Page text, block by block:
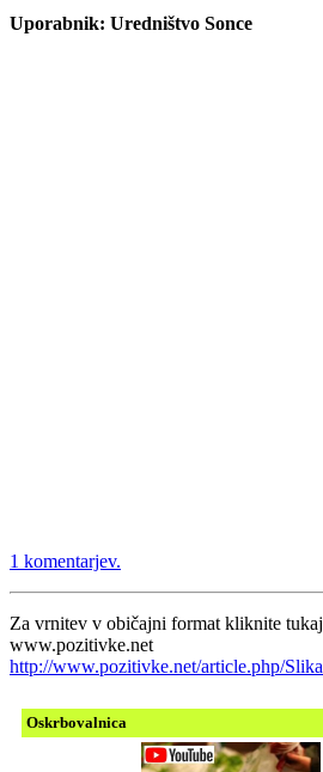
Uporabnik: Uredništvo Sonce
1 komentarjev.
Za vrnitev v običajni format kliknite
www.pozitivke.net
http://www.pozitivke.net/article.php/
Oskrbovalnica